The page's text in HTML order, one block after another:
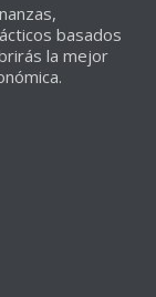
basados
la mejor